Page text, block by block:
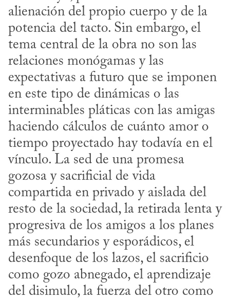
alienación del propio cuerpo y de la
potencia del tacto. Sin embargo, el
tema central de la obra no son las
relaciones monógamas y las
expectativas a futuro que se imponen
en este tipo de dinámicas o las
interminables pláticas con las amigas
haciendo cálculos de cuánto amor o
tiempo proyectado hay todavía en el
vínculo. La sed de una promesa
gozosa y sacrificial de vida
compartida en privado y aislada del
resto de la sociedad, la retirada lenta y
progresiva de los amigos a los planes
más secundarios y esporádicos, el
desenfoque de los lazos, el sacrificio
como gozo abnegado, el aprendizaje
del disimulo, la fuerza del otro como